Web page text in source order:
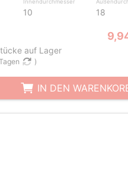
Innendurchmesser
10 18
auf Lager
)
IN DEN